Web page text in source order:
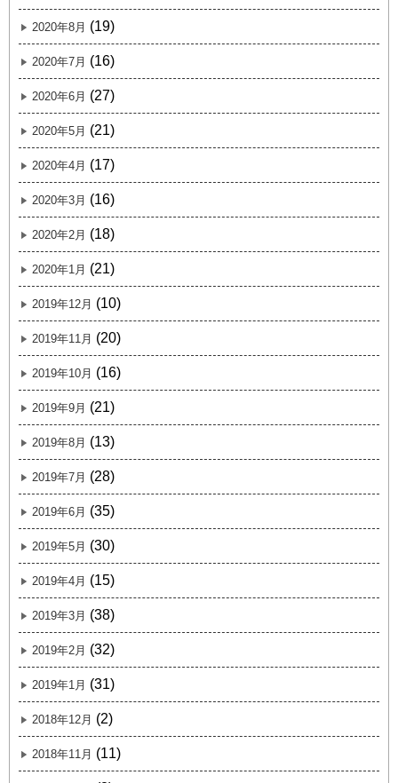
2020年8月 (19)
2020年7月 (16)
2020年6月 (27)
2020年5月 (21)
2020年4月 (17)
2020年3月 (16)
2020年2月 (18)
2020年1月 (21)
2019年12月 (10)
2019年11月 (20)
2019年10月 (16)
2019年9月 (21)
2019年8月 (13)
2019年7月 (28)
2019年6月 (35)
2019年5月 (30)
2019年4月 (15)
2019年3月 (38)
2019年2月 (32)
2019年1月 (31)
2018年12月 (2)
2018年11月 (11)